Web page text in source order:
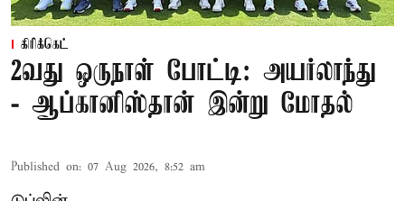
கிரிக்கெட்
2வது ஒருநாள் போட்டி: அயர்லாந்து
- ஆப்கானிஸ்தான் இன்று மோதல்
Published on: 07 Aug 2026, 8:52 am